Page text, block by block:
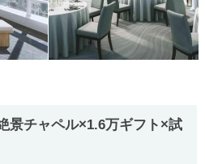
景チャペル×1.6万ギフト×試